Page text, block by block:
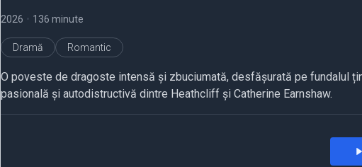
2026 • 136 minute
Dramă Romantic
O poveste de dragoste intensă și zbuciumată, desfășurată pe fundalul
pasională și autodistructivă dintre Heathcliff și Catherine Earnshaw.